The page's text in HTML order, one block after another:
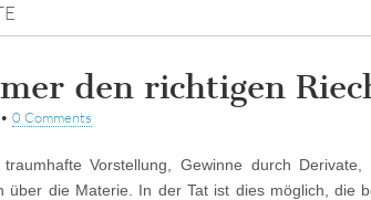
den richtigen
• 0 Comments
traumhafte Vorstellung, Gewinne durch
über die Materie. In der Tat ist dies möglich, die